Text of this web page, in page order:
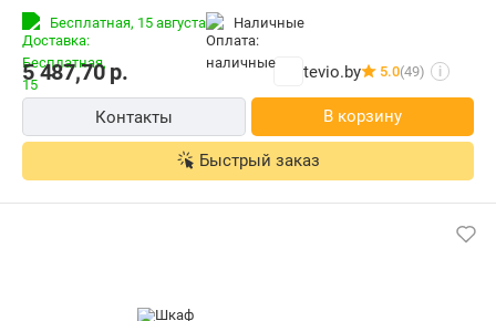
Бесплатная, 15 августа наличные
5 487,70р. tevio.by 5.0(49) i
Контакты В корзину
Быстрый заказ